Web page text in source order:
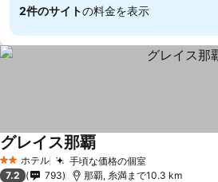
2件のサイトの料金を表示
2 ホテルのランク
ホテル 手頃な価格の個室
グレイス那覇
7.2 793 那覇, 糸満まで10.3 km